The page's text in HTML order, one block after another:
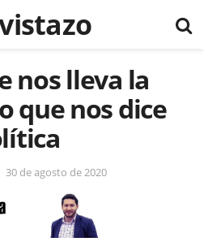
nos lleva la
que nos dice
30 de agosto de 2020